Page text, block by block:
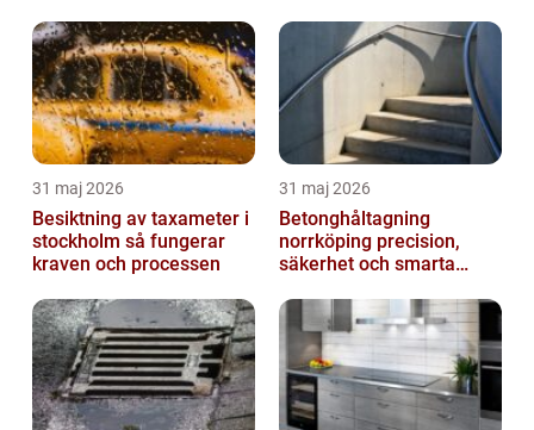
31 maj 2026
Besiktning av taxameter i
stockholm så fungerar
kraven och processen
31 maj 2026
Betonghåltagning
norrköping precision,
säkerhet och smarta